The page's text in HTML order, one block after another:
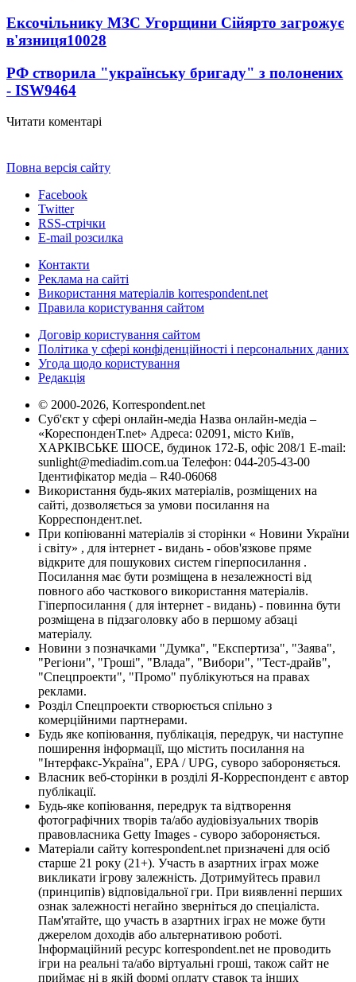
Ексочільнику МЗС Угорщини Сійярто загрожує
в'язниця10028
РФ створила "українську бригаду" з полонених
- ISW9464
Читати коментарі
Повна версія сайту
Facebook
Twitter
RSS-стрічки
E-mail розсилка
Контакти
Реклама на сайті
Використання матеріалів korrespondent.net
Правила користування сайтом
Договір користування сайтом
Політика у сфері конфіденційності і персональних даних
Угода щодо користування
Редакція
© 2000-2026, Korrespondent.net
Суб'єкт у сфері онлайн-медіа Назва онлайн-медіа –
«КореспонденТ.net» Адреса: 02091, місто Київ,
ХАРКІВСЬКЕ ШОСЕ, будинок 172-Б, офіс 208/1 E-mail:
sunlight@mediadim.com.ua Телефон: 044-205-43-00
Ідентифікатор медіа – R40-06068
Використання будь-яких матеріалів, розміщених на
сайті, дозволяється за умови посилання на
Корреспондент.net.
При копіюванні матеріалів зі сторінки « Новини України
і світу» , для інтернет - видань - обов'язкове пряме
відкрите для пошукових систем гіперпосилання .
Посилання має бути розміщена в незалежності від
повного або часткового використання матеріалів.
Гіперпосилання ( для інтернет - видань) - повинна бути
розміщена в підзаголовку або в першому абзаці
матеріалу.
Новини з позначками "Думка", "Експертиза", "Заява",
"Регіони", "Гроші", "Влада", "Вибори", "Тест-драйв",
"Спецпроекти", "Промо" публікуються на правах
реклами.
Розділ Спецпроекти створюється спільно з
комерційними партнерами.
Будь яке копіювання, публікація, передрук, чи наступне
поширення інформації, що містить посилання на
"Інтерфакс-Україна", EPA / UPG, суворо забороняється.
Власник веб-сторінки в розділі Я-Корреспондент є автор
публікації.
Будь-яке копіювання, передрук та відтворення
фотографічних творів та/або аудіовізуальних творів
правовласника Getty Images - суворо забороняється.
Матеріали сайту korrespondent.net призначені для осіб
старше 21 року (21+). Участь в азартних іграх може
викликати ігрову залежність. Дотримуйтесь правил
(принципів) відповідальної гри. При виявленні перших
ознак залежності негайно зверніться до спеціаліста.
Пам'ятайте, що участь в азартних іграх не може бути
джерелом доходів або альтернативою роботі.
Інформаційний ресурс korrespondent.net не проводить
ігри на реальні та/або віртуальні гроші, також сайт не
приймає ні в якій формі оплату ставок та інших